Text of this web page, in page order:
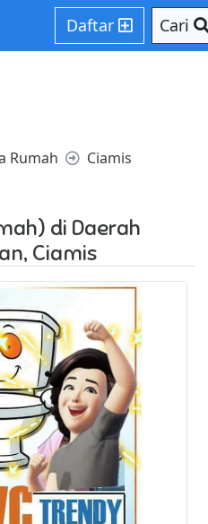
offset on value of type null in
dijual123.com/core/
Daftar Cari
Rumah
Ciamis
di Daerah
Ciamis